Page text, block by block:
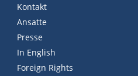
Kontakt
Ansatte
Presse
In English
Foreign Rights